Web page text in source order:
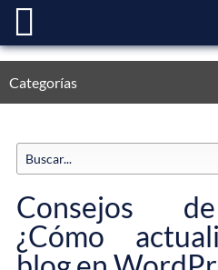
Categorías
Consejos
¿Cómo